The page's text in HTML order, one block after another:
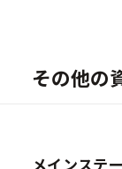
その他の